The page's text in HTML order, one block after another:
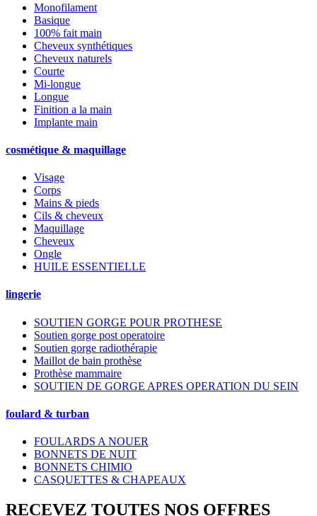
Monofilament
Basique
100% fait main
Cheveux synthétiques
Cheveux naturels
Courte
Mi-longue
Longue
Finition a la main
Implante main
cosmétique & maquillage
Visage
Corps
Mains & pieds
Cils & cheveux
Maquillage
Cheveux
Ongle
HUILE ESSENTIELLE
lingerie
SOUTIEN GORGE POUR PROTHESE
Soutien gorge post operatoire
Soutien gorge radiothérapie
Maillot de bain prothèse
Prothèse mammaire
SOUTIEN DE GORGE APRES OPERATION DU SEIN
foulard & turban
FOULARDS A NOUER
BONNETS DE NUIT
BONNETS CHIMIO
CASQUETTES & CHAPEAUX
RECEVEZ TOUTES NOS OFFRES